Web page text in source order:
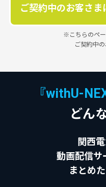
ご契約中のお客さま
※こちらのペ
ご契約中
『withU-
どん
関西
動画配信サ
まとめ